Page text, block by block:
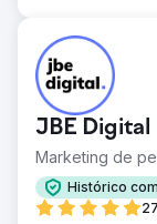
JBE Digital
Marketing de
Histórico